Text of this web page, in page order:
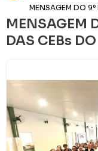
MENSAGEM DO
MENSAGEM
DAS CEBs